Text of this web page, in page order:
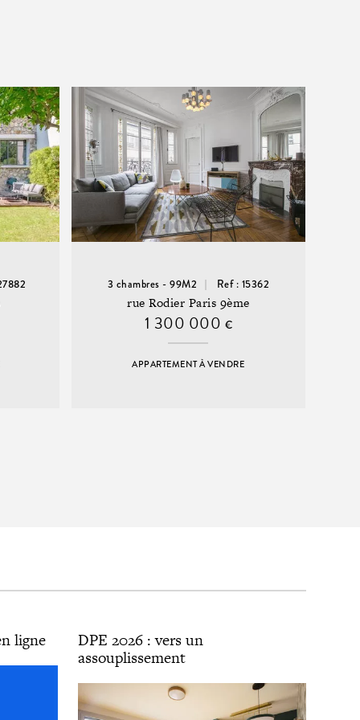
3 chambres - 99M2 Ref : 15362
rue Rodier Paris 9ème
1 300 000 €
APPARTEMENT À VENDRE
ligne
DPE 2026 : vers un
assouplissement